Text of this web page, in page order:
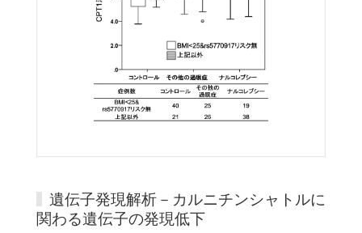
遺伝子発現解析－カルニチンシャトルに
関わる遺伝子の発現低下